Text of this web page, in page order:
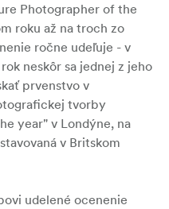
Photographer of the
roku až na troch zo
ročne udeľuje - v
neskôr sa jednej z jeho
prvenstvo v
tvorby
year" v Londýne, na
v Britskom
udelené ocenenie